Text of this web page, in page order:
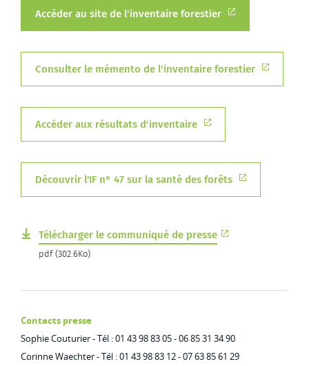
Accéder au site de l'inventaire forestier
Consulter le mémento de l'inventaire forestier
Accéder aux résultats d'inventaire
Découvrir l'IF n° 47 sur la santé des forêts
Télécharger le communiqué de presse
pdf (302.6Ko)
Contacts presse
Sophie Couturier - Tél : 01 43 98 83 05 - 06 85 31 34 90
Corinne Waechter - Tél : 01 43 98 83 12 - 07 63 85 61 29